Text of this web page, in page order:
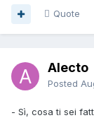
Quote
Alecto
Posted
- Sì, cosa ti sei